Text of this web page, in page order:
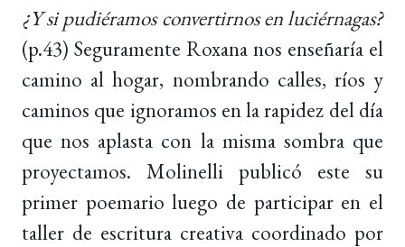
¿Y si pudiéramos convertirnos en luciérnagas?
(p.43) Seguramente Roxana nos enseñaría el
camino al hogar, nombrando calles, ríos y
caminos que ignoramos en la rapidez del día
que nos aplasta con la misma sombra que
proyectamos. Molinelli publicó este su
primer poemario luego de participar en el
taller de escritura creativa coordinado por